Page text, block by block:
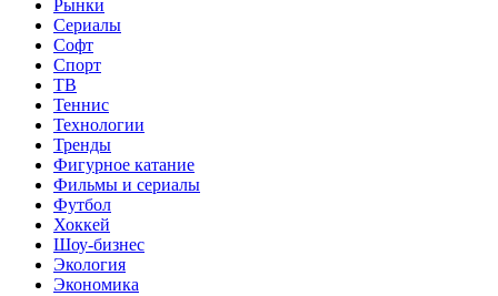
Рынки
Сериалы
Софт
Спорт
ТВ
Теннис
Технологии
Тренды
Фигурное катание
Фильмы и сериалы
Футбол
Хоккей
Шоу-бизнес
Экология
Экономика